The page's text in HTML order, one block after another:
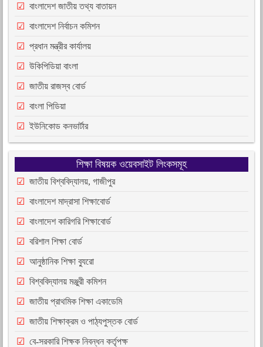
বাংলাদেশ জাতীয় তথ্য বাতায়ন
বাংলাদেশ নির্বাচন কমিশন
প্রধান মন্ত্রীর কার্যালয়
উকিপিডিয়া বাংলা
জাতীয় রাজস্ব বোর্ড
বাংলা পিডিয়া
ইউনিকোড কনভার্টার
শিক্ষা বিষয়ক ওয়েবসাইট লিংকসমূহ
জাতীয় বিশ্ববিদ্যালয়, গাজীপুর
বাংলাদেশ মাদ্রাসা শিক্ষাবোর্ড
বাংলাদেশ কারিগরি শিক্ষাবোর্ড
বরিশাল শিক্ষা বোর্ড
আনুষ্ঠানিক শিক্ষা ব্যুরো
বিশ্ববিদ্যালয় মঞ্জুরী কমিশন
জাতীয় প্রাথমিক শিক্ষা একাডেমি
জাতীয় শিক্ষাক্রম ও পাঠ্যপুস্তক বোর্ড
বে-সরকারি শিক্ষক নিবন্ধন কর্তৃপক্ষ